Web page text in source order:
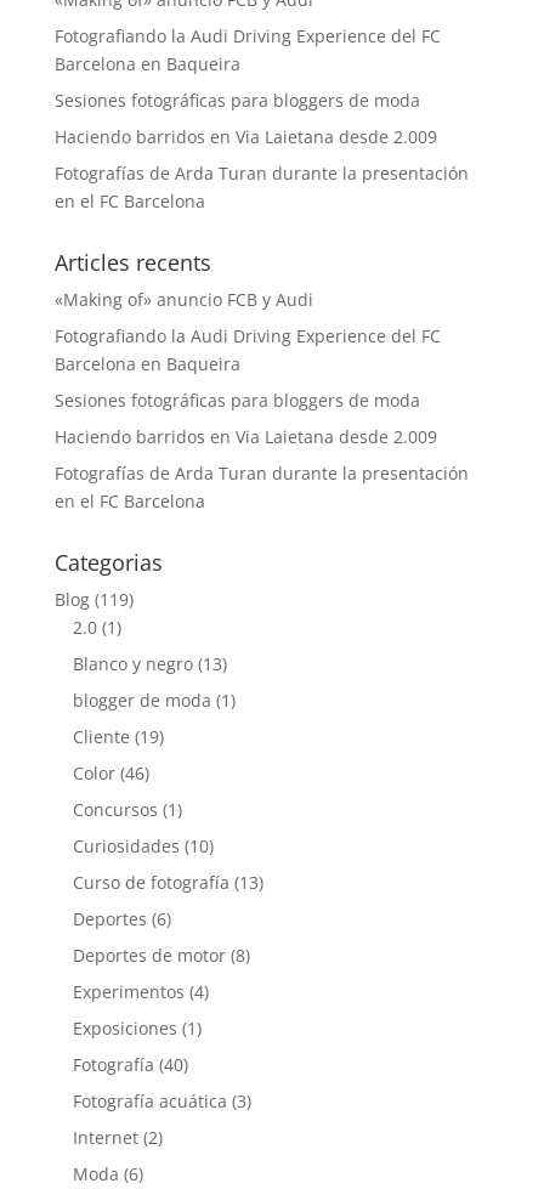
Fotografiando la Audi Driving Experience del FC
Barcelona en Baqueira
Sesiones fotográficas para bloggers de moda
Haciendo barridos en Via Laietana desde 2.009
Fotografías de Arda Turan durante la presentación
en el FC Barcelona
Articles recents
«Making of» anuncio FCB y Audi
Fotografiando la Audi Driving Experience del FC
Barcelona en Baqueira
Sesiones fotográficas para bloggers de moda
Haciendo barridos en Via Laietana desde 2.009
Fotografías de Arda Turan durante la presentación
en el FC Barcelona
Categorias
Blog(119)
2.0(1)
Blanco y negro(13)
blogger de moda (1)
Cliente (19)
Color(46)
Concursos (1)
Curiosidades (10)
Curso de fotografía (13)
Deportes (6)
Deportes de motor(8)
Experimentos (4)
Exposiciones (1)
Fotografía (40)
Fotografía acuática (3)
Internet(2)
Moda (6)